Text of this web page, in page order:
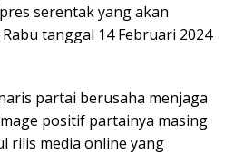
serentak yang akan
tanggal 14 Februari 2024
partai berusaha menjaga
positif partainya masing
rilis media online yang